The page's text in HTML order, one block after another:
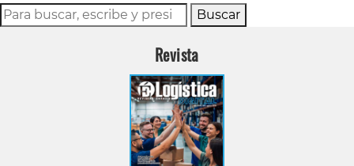
Buscar
Revista